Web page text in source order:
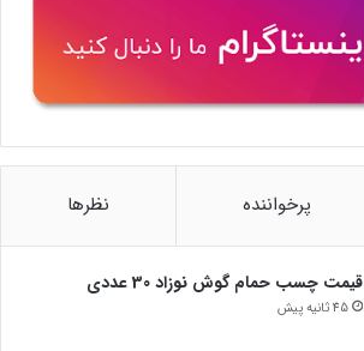
پرخواننده نظرها
قیمت چسب حمام گوش نوزاد 30 عددی
45 ثانیه پیش